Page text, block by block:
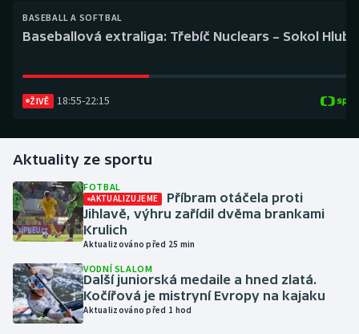
Gymnastika
Házená
Jezdectví
Judo
Krasobruslení
BASEBALL A SOFTBAL
Baseballová extraliga: Třebíč Nuclears – Sokol
ŽIVĚ 18:55-22:15
Aktuality ze sportu
FOTBAL
AKTUALIZUJEME
Příbram otáčela proti
Jihlavě, výhru zařídil dvěma brankami
Krulich
Aktualizováno před 25 min
VODNÍ SLALOM
Další juniorská medaile a hned zlatá.
Kočířová je mistryní Evropy na kajaku
Aktualizováno před 1 hod